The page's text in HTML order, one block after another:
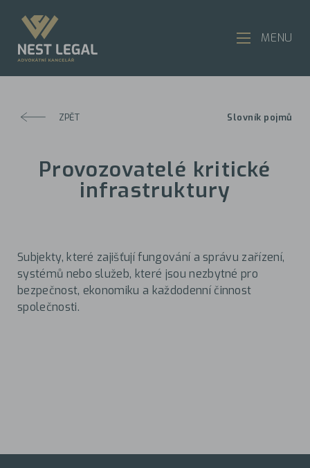
ZPĚT Slovník pojmů
Provozovatelé kritické
infrastruktury
Subjekty, které zajišťují fungování a správu zařízení,
systémů nebo služeb, které jsou nezbytné pro
bezpečnost, ekonomiku a každodenní činnost
společnosti.
MENU